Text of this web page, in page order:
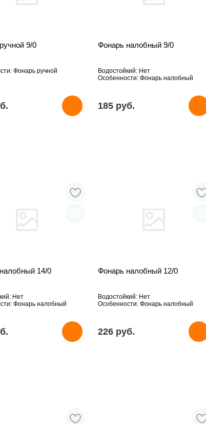
9/0
Фонарь ручной
Фонарь налобный 9/0
Водостойкий: Нет
Особенности: Фонарь налобный
185 pуб.
14/0
Нет
Фонарь налобный
Фонарь налобный 12/0
Водостойкий: Нет
Особенности: Фонарь налобный
226 pуб.